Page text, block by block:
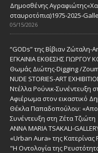
Δημοσθένης
σταυροτόπια)1975-2025-
05/15/2026
“GODs” της Βίβιαν
ΕΓΚΑΙΝΙΑ ΕΚΘΕΣΗΣ ΓΙΩΡΓΟΥ
Θωμάς Διώτης-Digging /
NUDE STORIES-ΑRT
Ντέλλα Ρούνικ-Συνέντευξη
Αφιέρωμα στον εικαστικό
Θέκλα Παπαδοπούλου:
Συνέντευξη στη Ζέτα Τζιώτη
ANNA MARIA TSAKALI-
«Urban Aura» της Κατερίνας
"Η Οντολογία της